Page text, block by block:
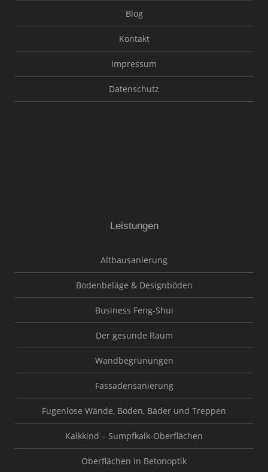
Blog
Kontakt
Impressum
Datenschutz
Leistungen
Altbausanierung
Bodenbeläge & Designböden
Business Feng-Shui
Der gesunde Raum
Wandbegrünungen
Fassadensanierung
Fugenlose Wände, Böden, Bäder und Treppen
Kalkkind – Sumpfkalk-Oberflächen
Oberflächen in Betonoptik